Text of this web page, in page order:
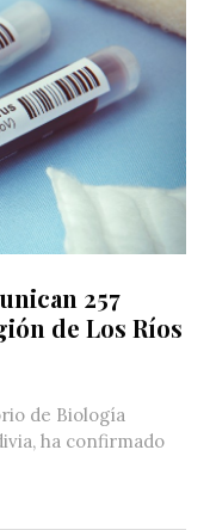
257
de Los Ríos
de Biología
ha confirmado